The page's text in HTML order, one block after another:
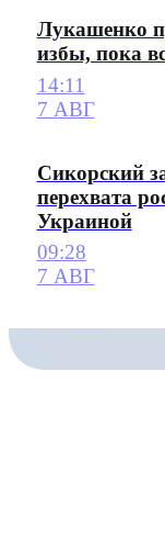
Лукашенко
избы, пока
14:11
7 АВГ
Сикорский
перехвата
Украиной
09:28
7 АВГ